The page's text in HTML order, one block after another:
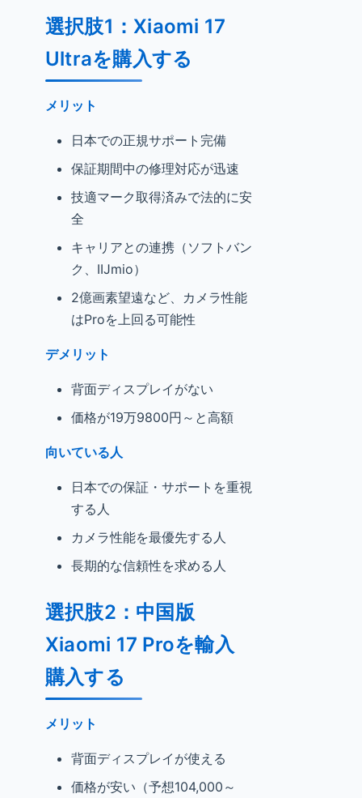
選択肢1：Xiaomi 17
Ultraを購入する
メリット
日本での正規サポート完備
保証期間中の修理対応が迅速
技適マーク取得済みで法的に安
全
キャリアとの連携（ソフトバン
ク、IIJmio）
2億画素望遠など、カメラ性能
はProを上回る可能性
デメリット
背面ディスプレイがない
価格が19万9800円～と高額
向いている人
日本での保証・サポートを重視
する人
カメラ性能を最優先する人
長期的な信頼性を求める人
選択肢2：中国版
Xiaomi 17 Proを輸入
購入する
メリット
背面ディスプレイが使える
価格が安い（予想104,000～